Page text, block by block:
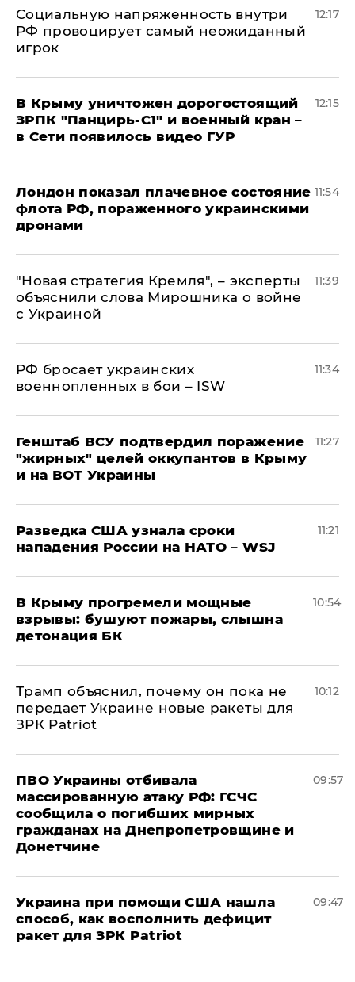
Социальную напряженность внутри
РФ провоцирует самый неожиданный
игрок
12:17
В Крыму уничтожен дорогостоящий
ЗРПК "Панцирь-С1" и военный кран –
в Сети появилось видео ГУР
12:15
Лондон показал плачевное состояние
флота РФ, пораженного украинскими
дронами
11:54
"Новая стратегия Кремля", – эксперты
объяснили слова Мирошника о войне
с Украиной
11:39
РФ бросает украинских
военнопленных в бои – ISW
11:34
Генштаб ВСУ подтвердил поражение
"жирных" целей оккупантов в Крыму
и на ВОТ Украины
11:27
Разведка США узнала сроки
нападения России на НАТО – WSJ
11:21
В Крыму прогремели мощные
взрывы: бушуют пожары, слышна
детонация БК
10:54
Трамп объяснил, почему он пока не
передает Украине новые ракеты для
ЗРК Patriot
10:12
ПВО Украины отбивала
массированную атаку РФ: ГСЧС
сообщила о погибших мирных
гражданах на Днепропетровщине и
Донетчине
09:57
Украина при помощи США нашла
способ, как восполнить дефицит
ракет для ЗРК Patriot
09:47